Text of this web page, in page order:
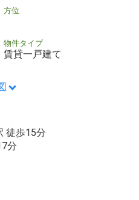
方位
物件タイプ
賃貸一戸建て
徒歩15分
分